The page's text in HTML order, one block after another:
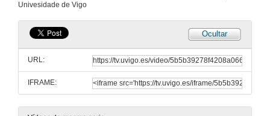
Univesidade de Vigo
Ocultar
URL:
IFRAME:
Acceso as entidades financieiras, bancos e Caixas de aforros
19 de nov. de 2008
Quenda de preguntas